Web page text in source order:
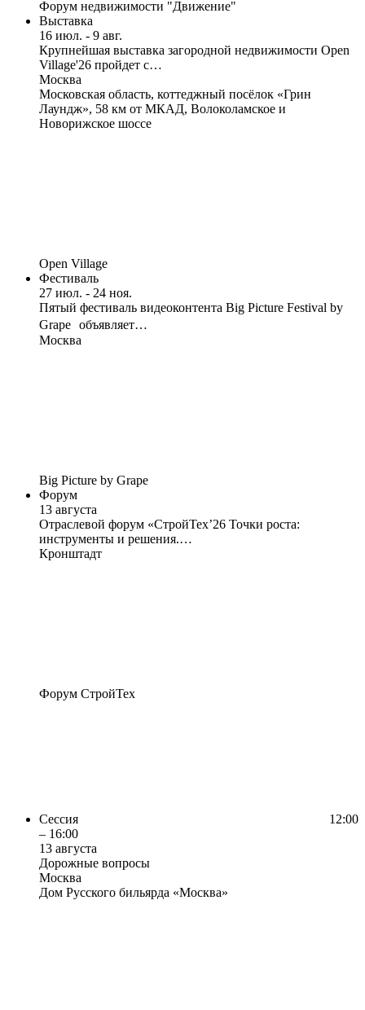
Форум недвижимости "Движение"
Выставка
16 июл. - 9 авг.
Крупнейшая выставка загородной недвижимости Open
Village'26 пройдет с…
Москва
Московская область, коттеджный посёлок «Грин
Лаундж», 58 км от МКАД, Волоколамское и
Новорижское шоссе
Open Village
Фестиваль
27 июл. - 24 ноя.
Пятый фестиваль видеоконтента Big Picture Festival by
Grape объявляет…
Москва
Big Picture by Grape
Форум
13 августа
Отраслевой форум «СтройТех’26 Точки роста:
инструменты и решения.…
Кронштадт
Форум СтройТех
Сессия
12:00
– 16:00
13 августа
Дорожные вопросы
Москва
Дом Русского бильярда «Москва»